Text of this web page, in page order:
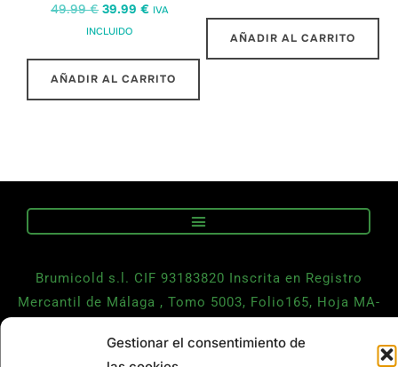
Gestionar el consentimiento de
49.99€ 39.99€ IVA
INCLUIDO
AÑADIR AL CARRITO
AÑADIR AL CARRITO
Brumicold s.l. CIF 93183820 Inscrita en Registro
Mercantil de Málaga , Tomo 5003, Folio165, Hoja MA-